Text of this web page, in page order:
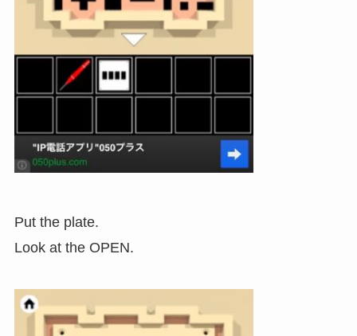
Put the plate.
Look at the OPEN.